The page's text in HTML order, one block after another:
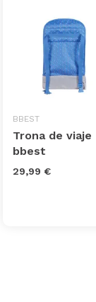
BBEST
Trona de viaje
bbest
29,99 €